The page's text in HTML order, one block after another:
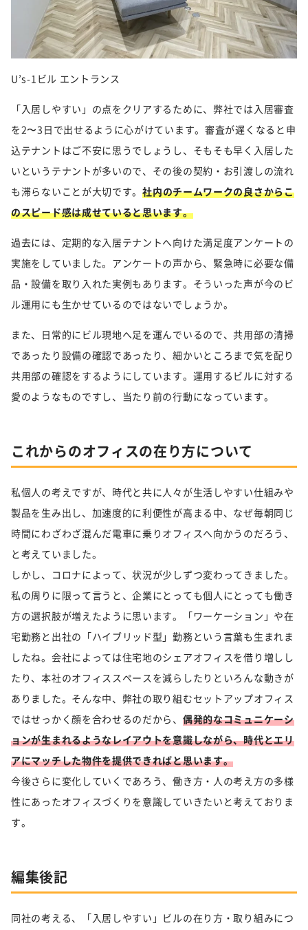
U’s-1ビル エントランス
「入居しやすい」の点をクリアするために、弊社では入居審査
を2〜3日で出せるように心がけています。審査が遅くなると申
込テナントはご不安に思うでしょうし、そもそも早く入居した
いというテナントが多いので、その後の契約・お引渡しの流れ
も滞らないことが大切です。社内のチームワークの良さからこ
のスピード感は成せていると思います。
過去には、定期的な入居テナントへ向けた満足度アンケートの
実施をしていました。アンケートの声から、緊急時に必要な備
品・設備を取り入れた実例もあります。そういった声が今のビ
ル運用にも生かせているのではないでしょうか。
また、日常的にビル現地へ足を運んでいるので、共用部の清掃
であったり設備の確認であったり、細かいところまで気を配り
共用部の確認をするようにしています。運用するビルに対する
愛のようなものですし、当たり前の行動になっています。
これからのオフィスの在り方について
私個人の考えですが、時代と共に人々が生活しやすい仕組みや
製品を生み出し、加速度的に利便性が高まる中、なぜ毎朝同じ
時間にわざわざ混んだ電車に乗りオフィスへ向かうのだろう、
と考えていました。
しかし、コロナによって、状況が少しずつ変わってきました。
私の周りに限って言うと、企業にとっても個人にとっても働き
方の選択肢が増えたように思います。「ワーケーション」や在
宅勤務と出社の「ハイブリッド型」勤務という言葉も生まれま
したね。会社によっては住宅地のシェアオフィスを借り増しし
たり、本社のオフィススペースを減らしたりといろんな動きが
ありました。そんな中、弊社の取り組むセットアップオフィス
ではせっかく顔を合わせるのだから、 偶発的なコミュニケーシ
ョンが生まれるようなレイアウトを意識しながら、時代とエリ
アにマッチした物件を提供できればと思います。
今後さらに変化していくであろう、働き方・人の考え方の多様
性にあったオフィスづくりを意識していきたいと考えておりま
す。
編集後記
同社の考える、「入居しやすい」ビルの在り方・取り組みにつ